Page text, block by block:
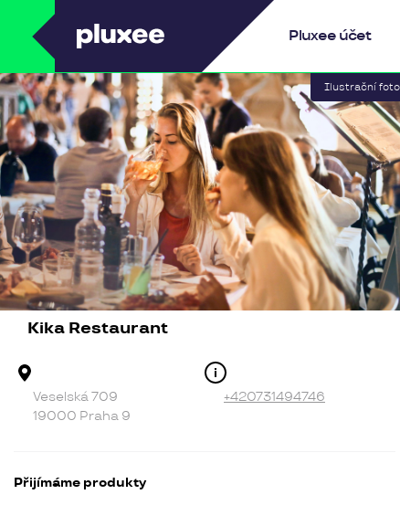
PluxeePluxee účet
Kika Restaurant
Veselská 709
19000 Praha 9
+420731494746
Přijímáme produkty